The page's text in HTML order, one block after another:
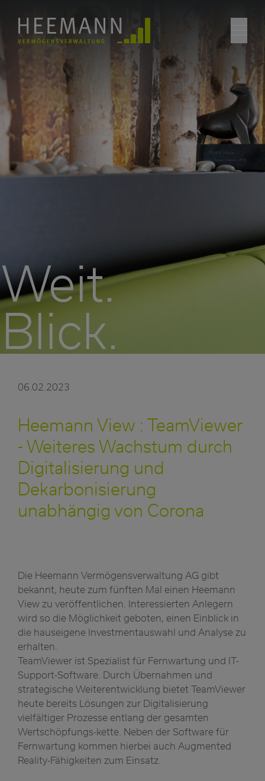
Weit.
Blick.
06.02.2023
Heemann View : TeamViewer
- Weiteres Wachstum durch
Digitalisierung und
Dekarbonisierung
unabhängig von Corona
Die Heemann Vermögensverwaltung AG gibt
bekannt, heute zum fünften Mal einen Heemann
View zu veröffentlichen. Interessierten Anlegern
wird so die Möglichkeit geboten, einen Einblick in
die hauseigene Investmentauswahl und Analyse zu
erhalten.
TeamViewer ist Spezialist für Fernwartung und IT-
Support-Software. Durch Übernahmen und
strategische Weiterentwicklung bietet TeamViewer
heute bereits Lösungen zur Digitalisierung
vielfältiger Prozesse entlang der gesamten
Wertschöpfungs-kette. Neben der Software für
Fernwartung kommen hierbei auch Augmented
Reality-Fähigkeiten zum Einsatz.